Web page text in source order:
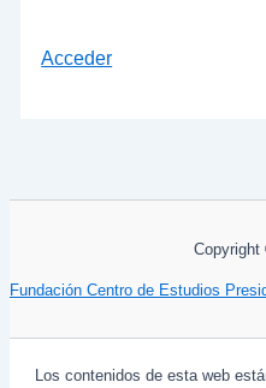
Acceder
Fundación Centro de Estudios
Los contenidos de esta web